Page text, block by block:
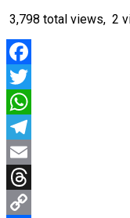
3,798 total views, 2
Facebook
Twitter
WhatsApp
Telegram
Email
Threads